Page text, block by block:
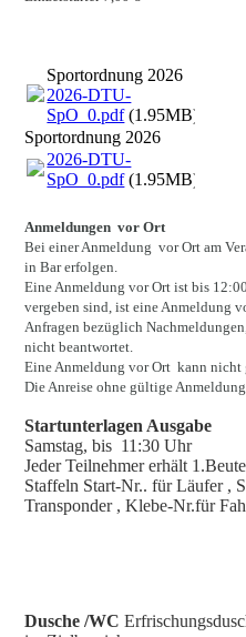
Sportordnung 2026
2026-DTU-
SpO_0.pdf(1.95MB)
Sportordnung 2026
2026-DTU-
SpO_0.pdf(1.95MB)
Anmeldungen vor Ort
Bei einer Anmeldung vor Ort am
in Bar erfolgen.
Eine Anmeldung vor Ort ist bis
vergeben sind, ist eine Anmeldung
Anfragen bezüglich
nicht beantwortet.
Eine Anmeldung vor Ort kann nicht
Die Anreise ohne gültige
Startunterlagen Ausgabe
Samstag, bis 11:30 Uhr
Jeder Teilnehmer erhält
Staffeln Start-Nr.. für Läufer ,
Transponder , Klebe-Nr.für
Dusche /WC